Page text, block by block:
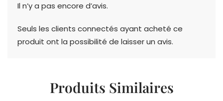
Il n’y a pas encore d’avis.
Seuls les clients connectés ayant acheté ce
produit ont la possibilité de laisser un avis.
Produits Similaires